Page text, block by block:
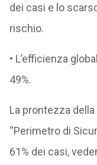
dei casi e lo
rischio.
• L’efficienza
49%.
La prontezza della
“Perimetro di
61% dei casi,